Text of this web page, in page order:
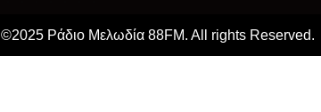
©2025 Ράδιο Μελωδία 88FM. All rights Reserved.